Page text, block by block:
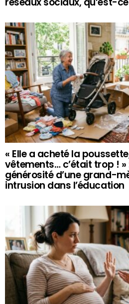
« Elle a acheté la
vêtements… c’était trop ! »
générosité d’une grand-
intrusion dans l’éducation